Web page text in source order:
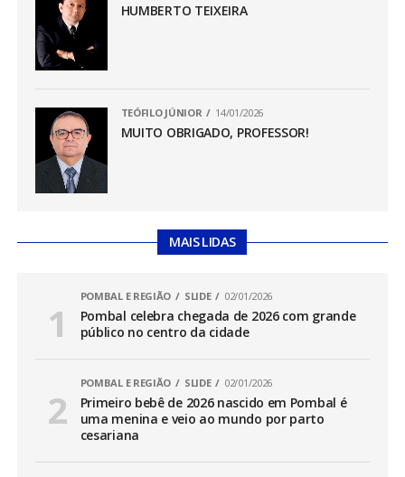
HUMBERTO TEIXEIRA
TEÓFILO JÚNIOR 14/01/2026
MUITO OBRIGADO, PROFESSOR!
MAIS LIDAS
POMBAL E REGIÃO SLIDE 02/01/2026
Pombal celebra chegada de 2026 com grande
público no centro da cidade
POMBAL E REGIÃO SLIDE 02/01/2026
Primeiro bebê de 2026 nascido em Pombal é
uma menina e veio ao mundo por parto
cesariana